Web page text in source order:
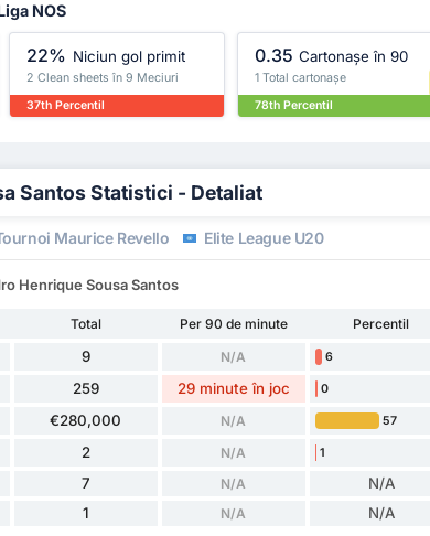
NOS
22% Niciun gol primit
2 Clean sheets în 9 Meciuri
37th Percentil
0.35 Cartonașe în 90
1 Total cartonașe
78th Percentil
Santos Statistici - Detaliat
Maurice Revello Elite League U20
Henrique Sousa Santos
Total Per 90 de minute
Percentil
9 N/A 6
259 29 minute în joc 0
€280,000 N/A 57
2 N/A 1
7 N/A N/A
1 N/A N/A